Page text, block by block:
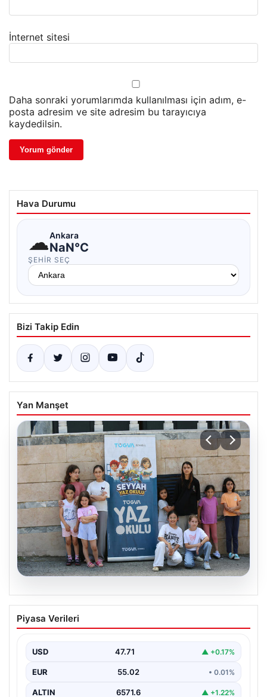
İnternet sitesi
Daha sonraki yorumlarımda kullanılması için adım, e-
posta adresim ve site adresim bu tarayıcıya
kaydedilsin.
Hava Durumu
☁Ankara
NaN°C
ŞEHIR SEÇ
Bizi Takip Edin
Yan Manşet
06.08.2026
TÜGVA’dan çocuklar için meydan
şenlikleri
Piyasa Verileri
USD 47.71 ▲ +0.17%
EUR 55.02 • 0.01%
ALTIN 6571.6 ▲ +1.22%